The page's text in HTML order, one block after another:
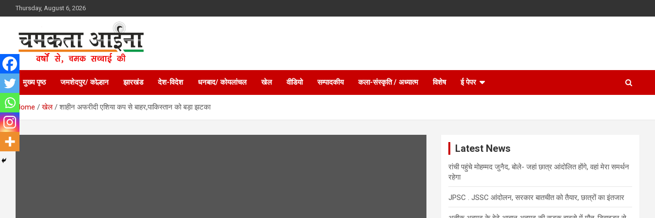
to
Thursday, August 6, 2026
Chamakta Aina
Hindi News Paper – Jharkhand
मुख्य पृष्ठ
जमशेदपुर/ कोल्हान झारखंड देश-विदेश धनबाद/ कोयलांचल खेल वीडियो सम्पादकीय कला-संस्कृति / अध्यात्म विशेष ई पेपर
Home खेल शाहीन अफरीदी एशिया कप से बाहर,पाकिस्तान को बड़ा झटका
Latest News
रांची पहुंचे मोहम्मद जुनैद, बोले- जहां छात्र आंदोलित होंगे, वहां मेरा समर्थन
रहेगा
JPSC . JSSC आंदोलन, सरकार बातचीत को तैयार, छात्रों का इंतजार